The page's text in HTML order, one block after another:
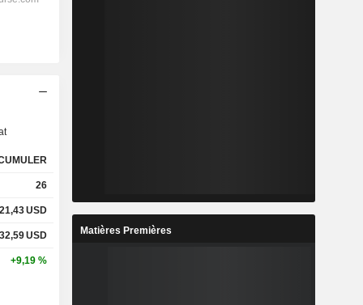
26
USD
USD
+9,19 %
Matières Premières